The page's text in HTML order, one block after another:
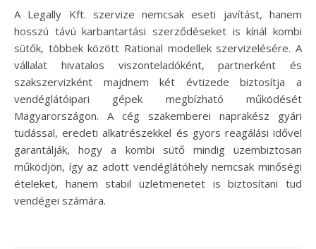
A Legally Kft. szervize nemcsak eseti javítást, hanem
hosszú távú karbantartási szerződéseket is kínál kombi
sütők, többek között Rational modellek szervizelésére. A
vállalat hivatalos viszonteladóként, partnerként és
szakszervizként majdnem két évtizede biztosítja a
vendéglátóipari gépek megbízható működését
Magyarországon. A cég szakemberei naprakész gyári
tudással, eredeti alkatrészekkel és gyors reagálási idővel
garantálják, hogy a kombi sütő mindig üzembiztosan
működjön, így az adott vendéglátóhely nemcsak minőségi
ételeket, hanem stabil üzletmenetet is biztosítani tud
vendégei számára.